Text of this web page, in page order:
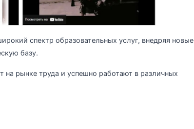
спектр образовательных услуг, внедряя новые
базу.
рынке труда и успешно работают в различных